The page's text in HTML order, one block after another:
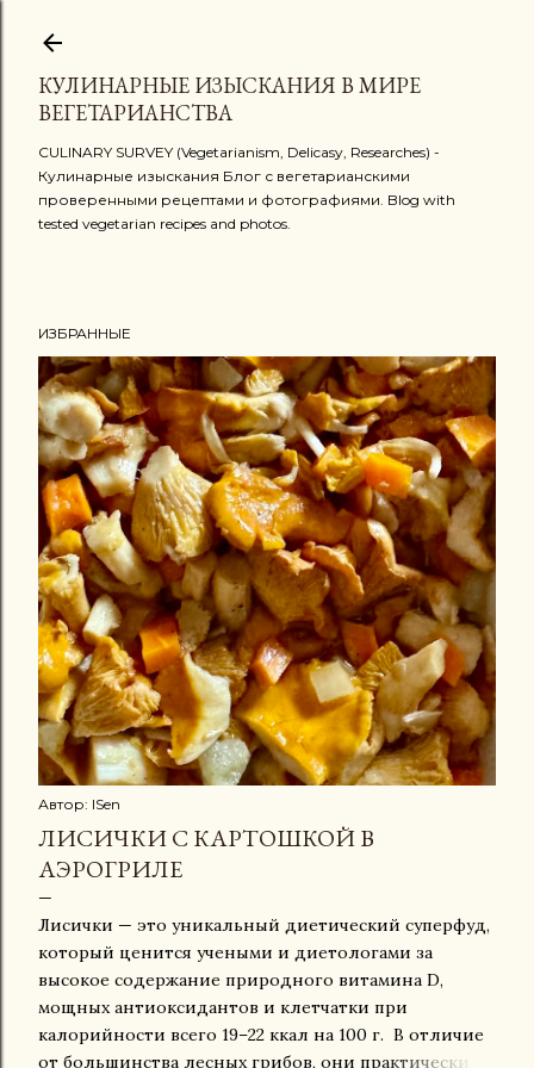
КУЛИНАРНЫЕ ИЗЫСКАНИЯ В МИРЕ
ВЕГЕТАРИАНСТВА
CULINARY SURVEY (Vegetarianism, Delicasy, Researches) -
Кулинарные изыскания Блог с вегетарианскими
проверенными рецептами и фотографиями. Blog with
tested vegetarian recipes and photos.
ИЗБРАННЫЕ
Автор: ISen
ЛИСИЧКИ С КАРТОШКОЙ В
АЭРОГРИЛЕ
Лисички — это уникальный диетический суперфуд,
который ценится учеными и диетологами за
высокое содержание природного витамина D,
мощных антиоксидантов и клетчатки при
калорийности всего 19–22 ккал на 100 г. В отличие
от большинства лесных грибов, они практически